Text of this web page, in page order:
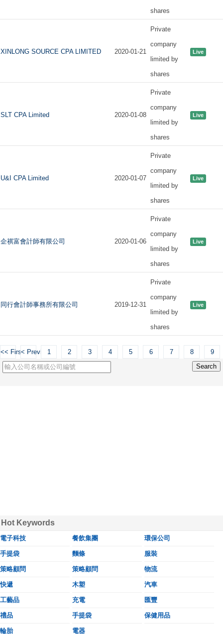
shares
XINLONG SOURCE CPA LIMITED 2020-01-21
Private
company
limited by
shares
Live
SLT CPA Limited 2020-01-08
Private
company
limited by
shares
Live
U&I CPA Limited 2020-01-07
Private
company
limited by
shares
Live
企祺富會計師有限公司 2020-01-06
Private
company
limited by
shares
Live
同行會計師事務所有限公司 2019-12-31
Private
company
limited by
shares
Live
<< First< Previous1 2 3 4 5 6 7 8 9
Hot Keywords
電子科技 餐飲集團 環保公司
手提袋 麵條 服裝
策略顧問 策略顧問 物流
快遞 木塑 汽車
工藝品 充電 匯豐
禮品 手提袋 保健用品
輪胎 電器